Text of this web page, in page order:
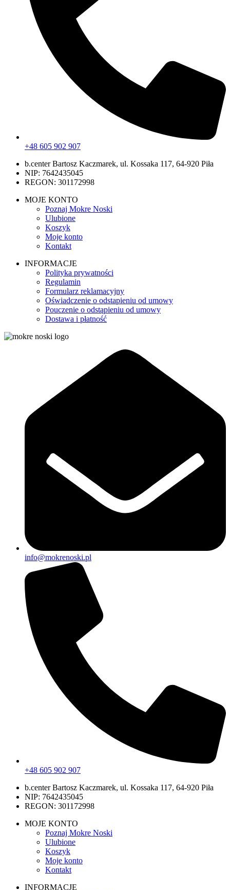
+48 605 902 907
b.center Bartosz Kaczmarek, ul. Kossaka 117, 64-920 Piła
NIP: 7642435045
REGON: 301172998
MOJE KONTO
Poznaj Mokre Noski
Ulubione
Koszyk
Moje konto
Kontakt
INFORMACJE
Polityka prywatności
Regulamin
Formularz reklamacyjny
Oświadczenie o odstapieniu od umowy
Pouczenie o odstąpieniu od umowy
Dostawa i płatność
info@mokrenoski.pl
+48 605 902 907
b.center Bartosz Kaczmarek, ul. Kossaka 117, 64-920 Piła
NIP: 7642435045
REGON: 301172998
MOJE KONTO
Poznaj Mokre Noski
Ulubione
Koszyk
Moje konto
Kontakt
INFORMACJE